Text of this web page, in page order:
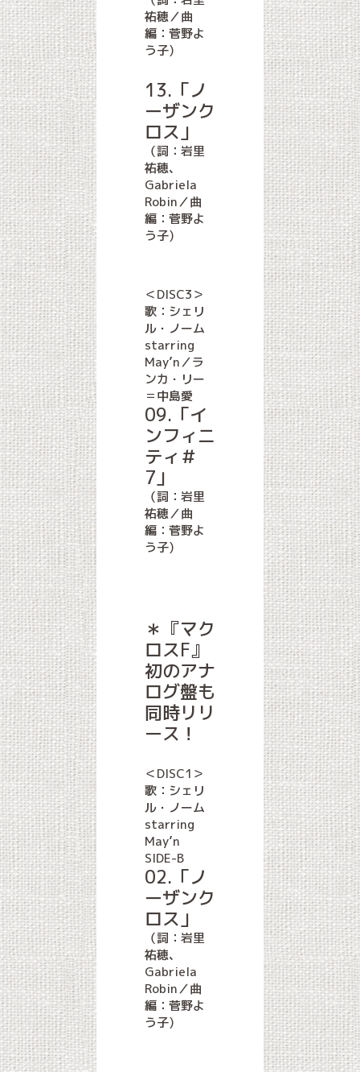
祐穂／曲
編：菅野よ
う子)
13.「ノ
ーザンク
ロス」
（詞：岩里
祐穂、
Gabriela
Robin／曲
編：菅野よ
う子)
＜DISC3＞
歌：シェリ
ル・ノーム
starring
May’n／ラ
ンカ・リー
＝中島愛
09.「イ
ンフィニ
ティ＃
7」
（詞：岩里
祐穂／曲
編：菅野よ
う子)
＊『マク
ロスF』
初のアナ
ログ盤も
同時リリ
ース！
＜DISC1＞
歌：シェリ
ル・ノーム
starring
May’n
SIDE-B
02.「ノ
ーザンク
ロス」
（詞：岩里
祐穂、
Gabriela
Robin／曲
編：菅野よ
う子)